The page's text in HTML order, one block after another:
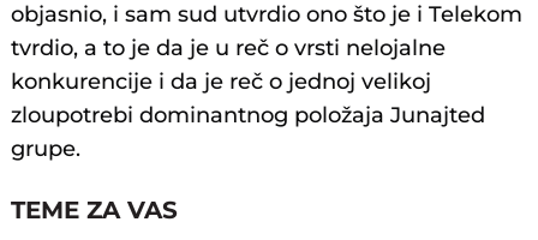
objasnio, i sam sud utvrdio ono što je i Telekom
tvrdio, a to je da je u reč o vrsti nelojalne
konkurencije i da je reč o jednoj velikoj
zloupotrebi dominantnog položaja Junajted
grupe.
TEME ZA VAS